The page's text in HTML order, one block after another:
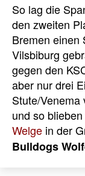
So lag die
den zweiten
Bremen einen
Vilsbiburg
gegen den
aber nur drei
Stute/Venema
und so
Welge in der
Bulldogs